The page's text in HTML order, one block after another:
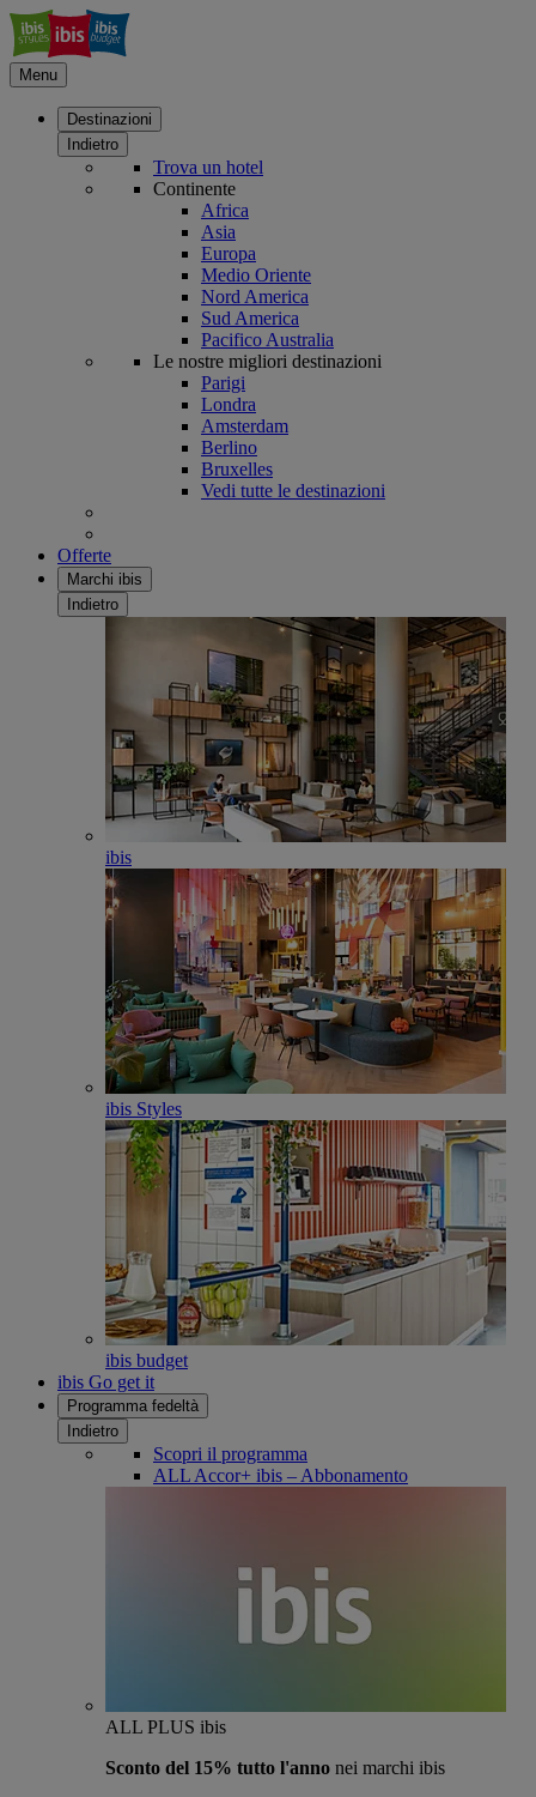
Menu
Destinazioni
Indietro
Trova un hotel
Continente
Africa
Asia
Europa
Medio Oriente
Nord America
Sud America
Pacifico Australia
Le nostre migliori destinazioni
Parigi
Londra
Amsterdam
Berlino
Bruxelles
Vedi tutte le destinazioni
Offerte
Marchi ibis
Indietro
ibis
ibis Styles
ibis budget
ibis Go get it
Programma fedeltà
Indietro
Scopri il programma
ALL Accor+ ibis – Abbonamento
ALL PLUS ibis
Sconto del 15% tutto l'anno nei marchi ibis